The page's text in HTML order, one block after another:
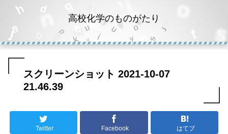
高校化学のものがたり
スクリーンショット 2021-10-07
21.46.39
Twitter Facebook はてブ